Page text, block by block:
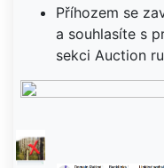
Příhozem se
a souhlasíte s
sekci Auction